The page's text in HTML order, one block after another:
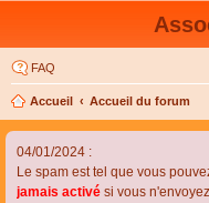
FAQ
Accueil Accueil du forum
04/01/2024 :
Le spam est tel que vous
jamais activé si vous